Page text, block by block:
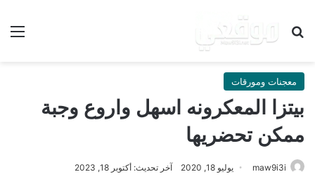
بحث عن
معجنات ومورقات
بيتزا المعكرونه اسهل واروع وجبة
ممكن تحضريها
maw9i3i يوليو 18, 2020 آخر تحديث: أكتوبر 18, 2023